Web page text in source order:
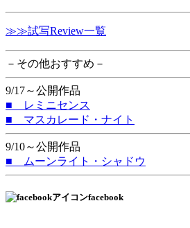
≫≫試写Review一覧
－その他おすすめ－
9/17～公開作品
■ レミニセンス
■ マスカレード・ナイト
9/10～公開作品
■ ムーンライト・シャドウ
facebook